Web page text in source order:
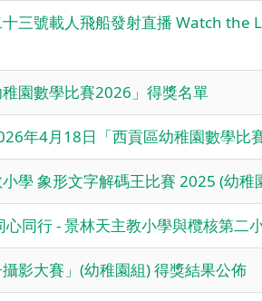
三號載人飛船發射直播 Watch
稚園數學比賽2026」得獎名單
年4月18日「西貢區幼稚園數學比
學 象形文字解碼王比賽 2025 (幼稚
心同行 - 景林天主教小學與欖核第二
攝影大賽」(幼稚園組) 得獎結果公佈